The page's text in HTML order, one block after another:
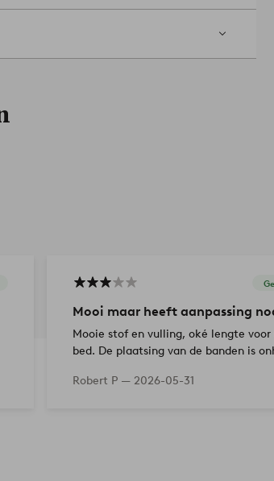
Mooi maar heeft aanpassing
Mooie stof en vulling, oké lengte voor
bed. De plaatsing van de banden is
Robert P — 2026-05-31